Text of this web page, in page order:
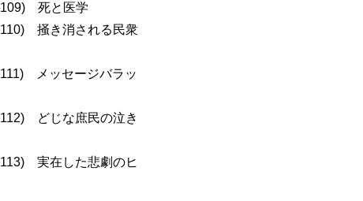
109) 死と医学
掻き消される民衆
メッセージバラッ
どじな庶民の泣き
実在した悲劇のヒ